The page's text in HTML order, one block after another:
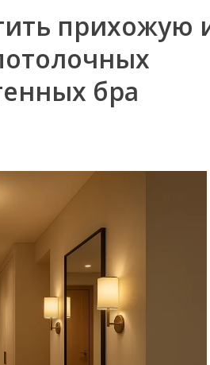
прихожую
бра